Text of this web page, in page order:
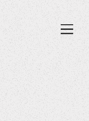
Öppna menyn